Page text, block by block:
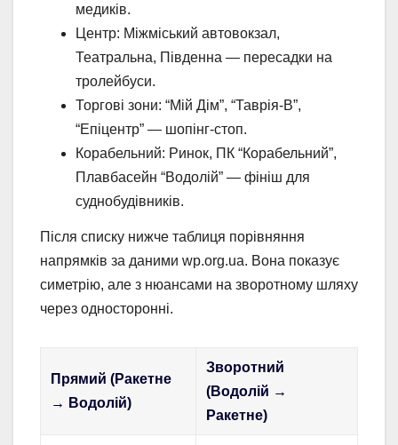
медиків.
Центр: Міжміський автовокзал,
Театральна, Південна — пересадки на
тролейбуси.
Торгові зони: “Мій Дім”, “Таврія-В”,
“Епіцентр” — шопінг-стоп.
Корабельний: Ринок, ПК “Корабельний”,
Плавбасейн “Водолій” — фініш для
суднобудівників.
Після списку нижче таблиця порівняння
напрямків за даними wp.org.ua. Вона показує
симетрію, але з нюансами на зворотному шляху
через односторонні.
Прямий (Ракетне
→ Водолій)
Зворотний
(Водолій →
Ракетне)